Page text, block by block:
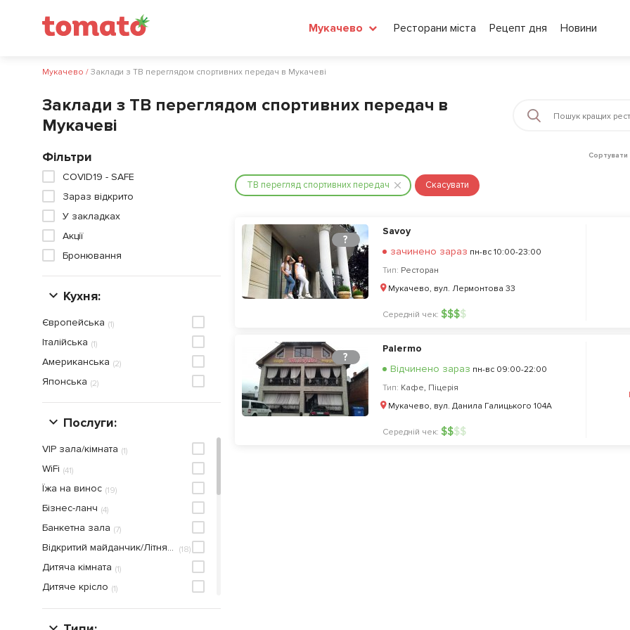
Мукачево Ресторани міста Рецепт дня Новини
Мукачево / Заклади з ТВ переглядом спортивних передач в Мукачеві
Заклади з ТВ переглядом спортивних передач в
Мукачеві
Фільтри
COVID19 - SAFE
Зараз відкрито
У закладках
Акції
Бронювання
Кухня:
(1)
Європейська
(1)
Італійська
(2)
Американська
(2)
Японська
Послуги:
(1)
VIP зала/кімната
(41)
WiFi
(19)
Їжа на винос
(4)
Бiзнес-ланч
(7)
Банкетна зала
(18)
Відкритий майданчик/Літня тераса
(1)
Дитяча кiмната
(1)
Дитяче крісло
(1)
Дитяче меню
Дитячий куточок
Сортувати
ТВ перегляд спортивних передач Скасувати
?
Savoy
зачинено зараз пн-вс 10:00-23:00
Тип: Ресторан
Мукачево, вул. Лермонтова 33
Середній чек: $$$$
?
Palermo
Відчинено зараз пн-вс 09:00-22:00
Тип: Кафе, Піцерія
Мукачево, вул. Данила Галицького 104А
Середній чек: $$$$